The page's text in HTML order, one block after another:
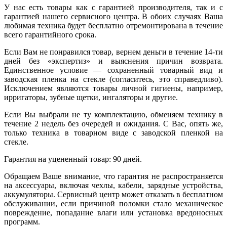
У нас есть товары как с гарантией производителя, так и с
гарантией нашего сервисного центра. В обоих случаях Ваша
любимая техника будет бесплатно отремонтирована в течение
всего гарантийного срока.
Если Вам не понравился товар, вернем деньги в течение 14-ти
дней без «экспертиз» и выяснения причин возврата.
Единственное условие — сохраненный товарный вид и
заводская пленка на стекле (согласитесь, это справедливо).
Исключением являются товары личной гигиены, например,
ирригаторы, зубные щетки, ингаляторы и другие.
Если Вы выбрали не ту комплектацию, обменяем технику в
течение 2 недель без очередей и ожидания. С Вас, опять же,
только техника в товарном виде с заводской пленкой на
стекле.
Гарантия на уцененный товар: 90 дней.
Обращаем Ваше внимание, что гарантия не распространяется
на аксессуары, включая чехлы, кабели, зарядные устройства,
аккумуляторы. Сервисный центр может отказать в бесплатном
обслуживании, если причиной поломки стало механическое
повреждение, попадание влаги или установка вредоносных
программ.